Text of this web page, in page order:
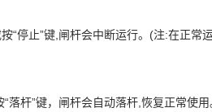
“停止”键,闸杆会中断运行。(注:在正常
杆”键，闸杆会自动落杆,恢复正常使用